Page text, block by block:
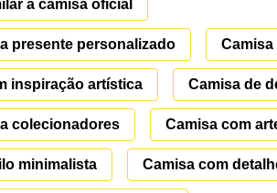
a camisa oficial
presente personalizado Camisa
inspiração artística Camisa de
colecionadores Camisa com
minimalista Camisa com